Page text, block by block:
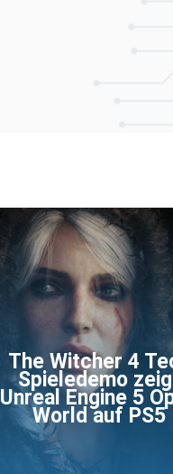
The Witcher 4
Spieledemo
Unreal Engine 5
World auf PS5